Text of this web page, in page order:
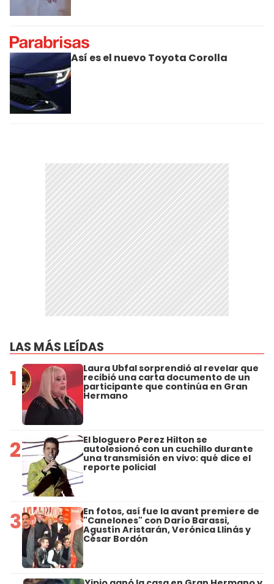
Así es el nuevo Toyota Corolla
LAS MÁS LEÍDAS
1 Laura Ubfal sorprendió al revelar que
recibió una carta documento de un
participante que continúa en Gran
Hermano
2 El bloguero Perez Hilton se
autolesionó con un cuchillo durante
una transmisión en vivo: qué dice el
reporte policial
3 En fotos, así fue la avant premiere de
"Canelones" con Darío Barassi,
Agustín Aristarán, Verónica Llinás y
César Bordón